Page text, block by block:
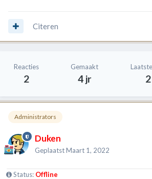
Citeren
Reacties
2
Gemaakt
4 jr
Administrators
Duken
GeplaatstMaart 1, 2022
Status: Offline